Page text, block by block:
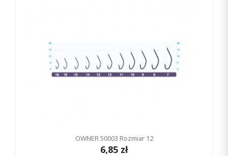
OWNER 50003 Rozmiar 12
6,85 zł